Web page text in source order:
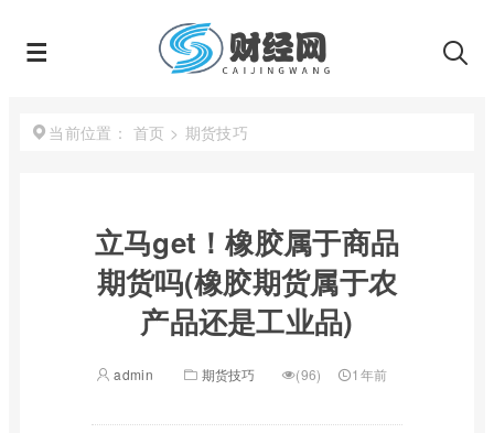
当前位置： 首页 > 期货技巧
立马get！橡胶属于商品
期货吗(橡胶期货属于农
产品还是工业品)
admin 期货技巧 (96) 1年前